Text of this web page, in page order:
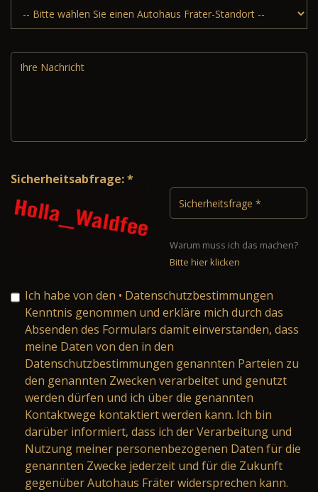
Sicherheitsabfrage: *
Warum muss ich das machen?
Bitte hier klicken
Ich habe von den • Datenschutzbestimmungen
Kenntnis genommen und erkläre mich durch das
Absenden des Formulars damit einverstanden, dass
meine Daten von den in den
Datenschutzbestimmungen genannten Parteien zu
den genannten Zwecken verarbeitet und genutzt
werden dürfen und ich über die genannten
Kontaktwege kontaktiert werden kann. Ich bin
darüber informiert, dass ich der Verarbeitung und
Nutzung meiner personenbezogenen Daten für die
genannten Zwecke jederzeit und für die Zukunft
gegenüber Autohaus Fräter widersprechen kann.